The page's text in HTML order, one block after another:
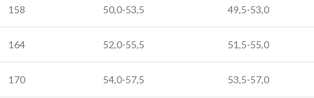
158 50,0-53,5 49,5-53,0
164 52,0-55,5 51,5-55,0
170 54,0-57,5 53,5-57,0